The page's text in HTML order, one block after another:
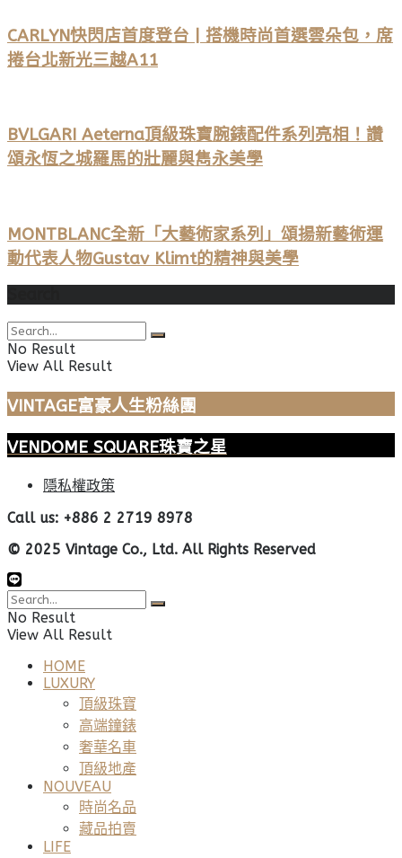
CARLYN快閃店首度登台 | 搭機時尚首選雲朵包，席
捲台北新光三越A11
BVLGARI Aeterna頂級珠寶腕錶配件系列亮相！讚
頌永恆之城羅馬的壯麗與雋永美學
MONTBLANC全新「大藝術家系列」頌揚新藝術運
動代表人物Gustav Klimt的精神與美學
No Result
View All Result
VINTAGE富豪人生粉絲團
VENDOME SQUARE珠寶之星
隱私權政策
Call us: +886 2 2719 8978
© 2025 Vintage Co., Ltd. All Rights Reserved
No Result
View All Result
HOME
LUXURY
頂級珠寶
高端鐘錶
奢華名車
頂級地產
NOUVEAU
時尚名品
藏品拍賣
LIFE